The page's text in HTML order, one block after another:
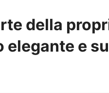
della
elegante e